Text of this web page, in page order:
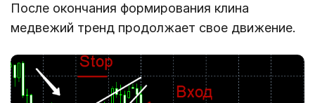
После окончания формирования клина
медвежий тренд продолжает свое движение.